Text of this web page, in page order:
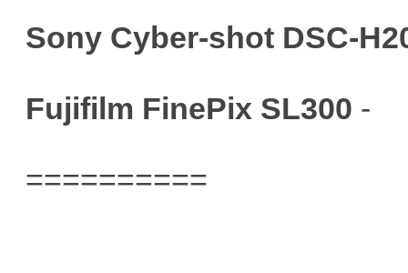
Sony Cyber-shot DSC-
Fujifilm FinePix SL300 -
==========